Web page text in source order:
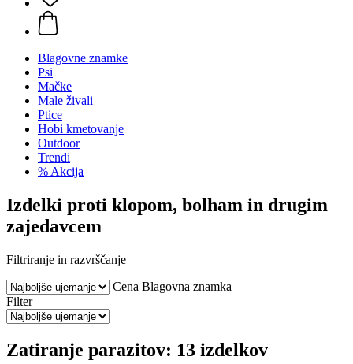
Blagovne znamke
Psi
Mačke
Male živali
Ptice
Hobi kmetovanje
Outdoor
Trendi
% Akcija
Izdelki proti klopom, bolham in drugim
zajedavcem
Filtriranje in razvrščanje
Cena Blagovna znamka
Filter
Zatiranje parazitov: 13 izdelkov